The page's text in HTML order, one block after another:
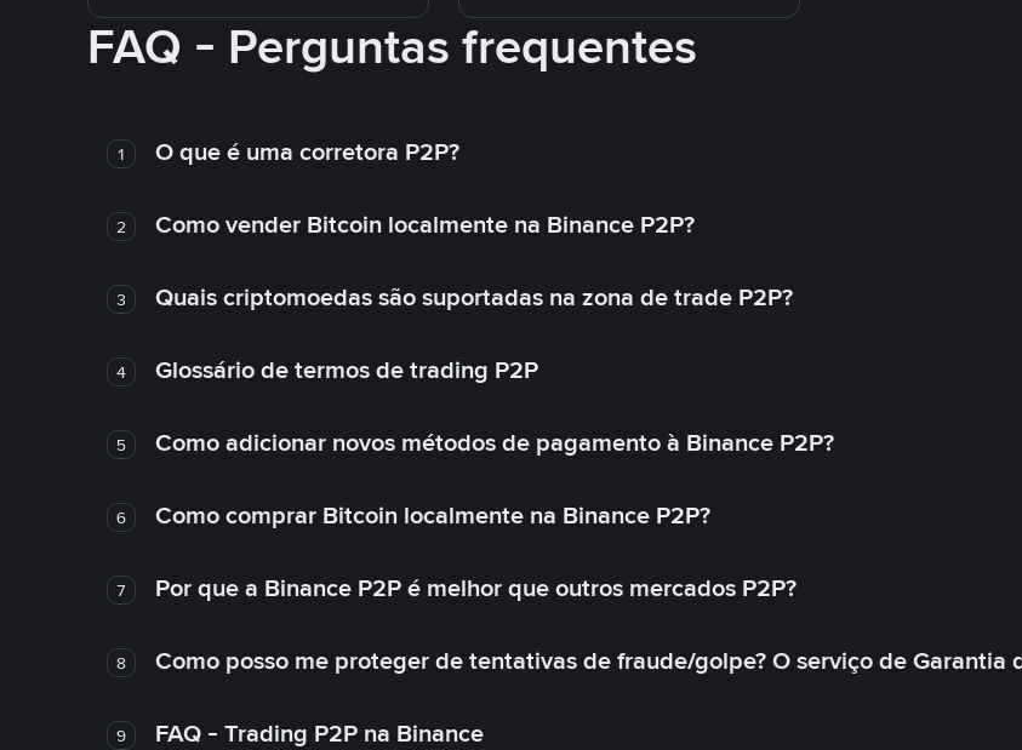
FAQ - Perguntas frequentes
1 O que é uma corretora P2P?
2 Como vender Bitcoin localmente na Binance P2P?
3 Quais criptomoedas são suportadas na zona de trade P2P?
4 Glossário de termos de trading P2P
5 Como adicionar novos métodos de pagamento à Binance P2P?
6 Como comprar Bitcoin localmente na Binance P2P?
7 Por que a Binance P2P é melhor que outros mercados P2P?
8 Como posso me proteger de tentativas de fraude/golpe? O serviço de Garantia
9 FAQ - Trading P2P na Binance